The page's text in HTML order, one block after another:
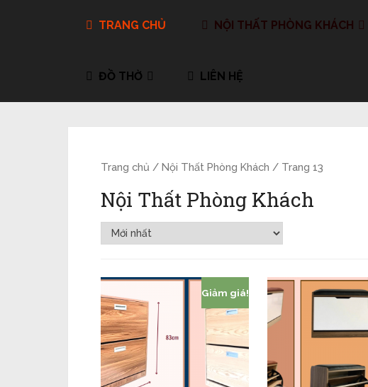
TRANG CHỦ NỘI THẤT PHÒNG KHÁCH
ĐỒ THỜ LIÊN HỆ
Trang chủ / Nội Thất Phòng Khách / Trang 13
Nội Thất Phòng Khách
Giảm giá!